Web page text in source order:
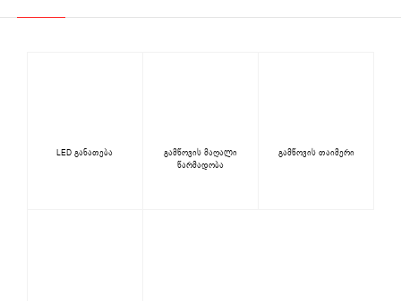
LED განათება
გამწოვის მაღალი
წარმადობა
გამწოვის თაიმერი